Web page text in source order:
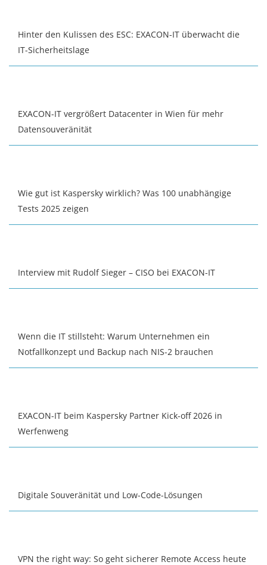
Hinter den Kulissen des ESC: EXACON-IT überwacht die
IT-Sicherheitslage
EXACON-IT vergrößert Datacenter in Wien für mehr
Datensouveränität
Wie gut ist Kaspersky wirklich? Was 100 unabhängige
Tests 2025 zeigen
Interview mit Rudolf Sieger – CISO bei EXACON-IT
Wenn die IT stillsteht: Warum Unternehmen ein
Notfallkonzept und Backup nach NIS-2 brauchen
EXACON-IT beim Kaspersky Partner Kick-off 2026 in
Werfenweng
Digitale Souveränität und Low-Code-Lösungen
VPN the right way: So geht sicherer Remote Access heute